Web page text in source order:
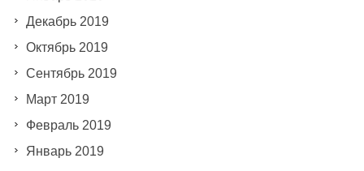
Декабрь 2019
Октябрь 2019
Сентябрь 2019
Март 2019
Февраль 2019
Январь 2019